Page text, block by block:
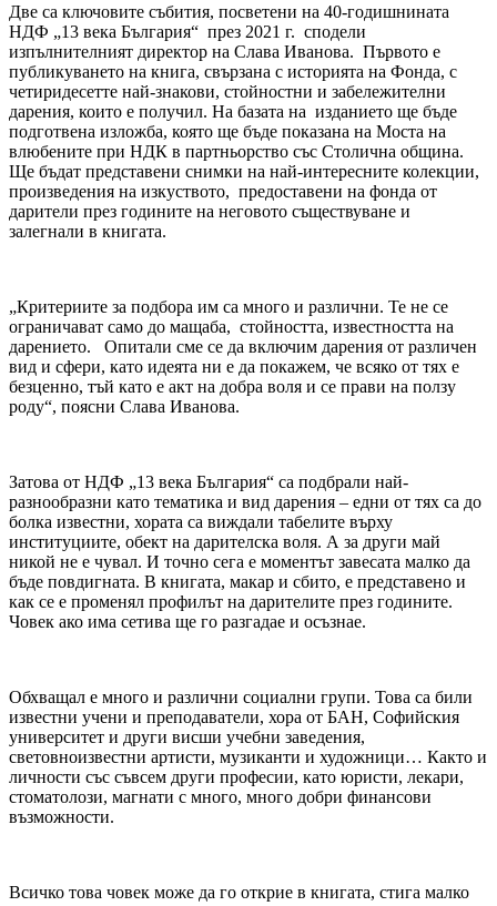
Две са ключовите събития, посветени на 40-годишнината
НДФ „13 века България“ през 2021 г. сподели
изпълнителният директор на Слава Иванова. Първото е
публикуването на книга, свързана с историята на Фонда, с
четиридесетте най-знакови, стойностни и забележителни
дарения, които е получил. На базата на изданието ще бъде
подготвена изложба, която ще бъде показана на Моста на
влюбените при НДК в партньорство със Столична община.
Ще бъдат представени снимки на най-интересните колекции,
произведения на изкуството, предоставени на фонда от
дарители през годините на неговото съществуване и
залегнали в книгата.
„Критериите за подбора им са много и различни. Те не се
ограничават само до мащаба, стойността, известността на
дарението. Опитали сме се да включим дарения от различен
вид и сфери, като идеята ни е да покажем, че всяко от тях е
безценно, тъй като е акт на добра воля и се прави на ползу
роду“, поясни Слава Иванова.
Затова от НДФ „13 века България“ са подбрали най-
разнообразни като тематика и вид дарения – едни от тях са до
болка известни, хората са виждали табелите върху
институциите, обект на дарителска воля. А за други май
никой не е чувал. И точно сега е моментът завесата малко да
бъде повдигната. В книгата, макар и сбито, е представено и
как се е променял профилът на дарителите през годините.
Човек ако има сетива ще го разгадае и осъзнае.
Обхващал е много и различни социални групи. Това са били
известни учени и преподаватели, хора от БАН, Софийския
университет и други висши учебни заведения,
световноизвестни артисти, музиканти и художници… Както и
личности със съвсем други професии, като юристи, лекари,
стоматолози, магнати с много, много добри финансови
възможности.
Всичко това човек може да го открие в книгата, стига малко